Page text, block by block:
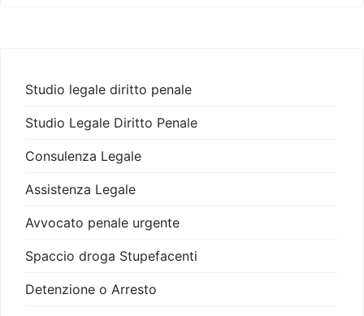
Studio legale diritto penale
Studio Legale Diritto Penale
Consulenza Legale
Assistenza Legale
Avvocato penale urgente
Spaccio droga Stupefacenti
Detenzione o Arresto